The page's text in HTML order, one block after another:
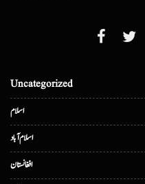
Uncategorized
اسلام
اسلام آباد
افغانستان